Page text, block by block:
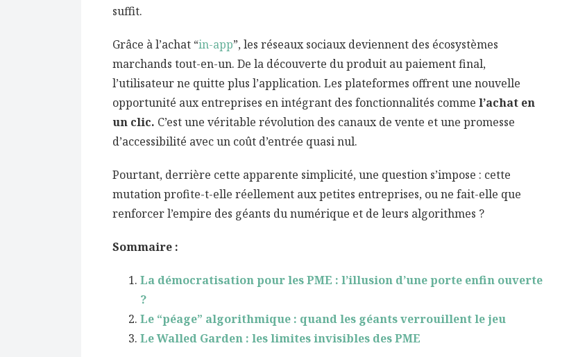
suffit.
Grâce à l’achat “in-app”, les réseaux sociaux deviennent des écosystèmes
marchands tout-en-un. De la découverte du produit au paiement final,
l’utilisateur ne quitte plus l’application. Les plateformes offrent une nouvelle
opportunité aux entreprises en intégrant des fonctionnalités comme l’achat en
un clic. C’est une véritable révolution des canaux de vente et une promesse
d’accessibilité avec un coût d’entrée quasi nul.
Pourtant, derrière cette apparente simplicité, une question s’impose : cette
mutation profite-t-elle réellement aux petites entreprises, ou ne fait-elle que
renforcer l’empire des géants du numérique et de leurs algorithmes ?
Sommaire :
La démocratisation pour les PME : l’illusion d’une porte enfin ouverte
?
Le “péage” algorithmique : quand les géants verrouillent le jeu
Le Walled Garden : les limites invisibles des PME